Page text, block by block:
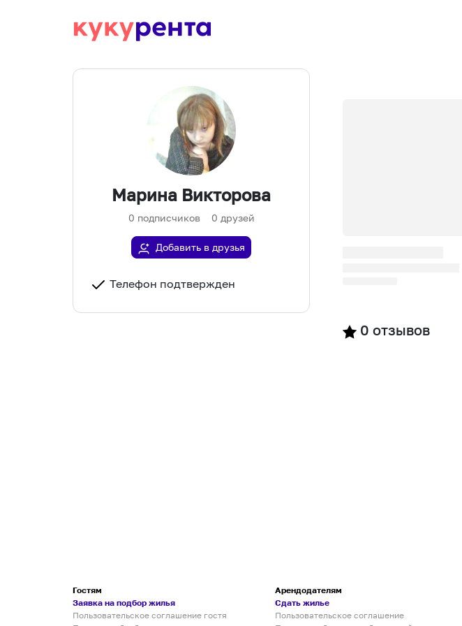
Марина Викторова
0 подписчиков 0 друзей
Добавить в друзья
Телефон подтвержден
0 отзывов
Гостям
Заявка на подбор жилья
Пользовательское соглашение гостя
Арендодателям
Сдать жилье
Пользовательское соглашение